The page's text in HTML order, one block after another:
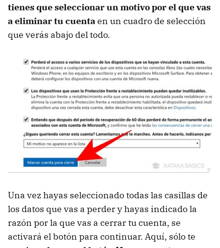
tienes que seleccionar un motivo por el que vas
a eliminar tu cuentaen un cuadro de selección
que verás abajo del todo.
Una vez hayas seleccionado todas las casillas de
los datos que vas a perder y hayas indicado la
razón por la que vas a cerrar tu cuenta, se
activará el botón para continuar. Aquí, sólo te